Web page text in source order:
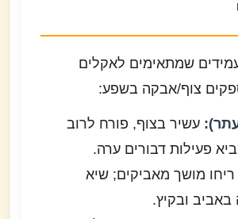
שמתאימים לאקלים
צוף/אבקה בשפע:
עשיר בצוף, פורח לרוב
פעילות דבורים ערה.
ריחו מושך מאביקים; שיא
באביב ובקיץ.